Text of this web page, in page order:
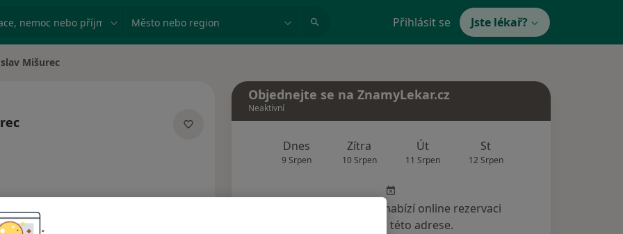
nemoc nebo příjmení Město nebo region Přihlásit se Jste lékař?
Mišurec
Objednejte se na ZnamyLekar.cz
Neaktivní
Dnes
9 Srpen
Zítra
10 Srpen
Út
11 Srpen
St
12 Srpen
Tento specialista nenabízí online rezervaci
termínu na této adrese.